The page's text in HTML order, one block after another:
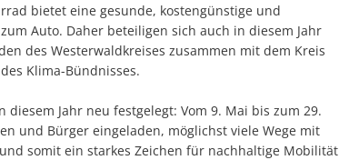
bietet eine gesunde, kostengünstige und
Auto. Daher beteiligen sich auch in diesem Jahr
des Westerwaldkreises zusammen mit dem Kreis
Klima-Bündnisses.
Jahr neu festgelegt: Vom 9. Mai bis zum 29.
und Bürger eingeladen, möglichst viele Wege mit
somit ein starkes Zeichen für nachhaltige Mobilität